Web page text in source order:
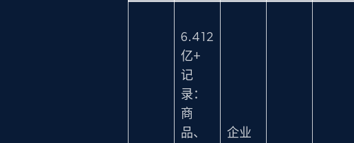
6.412
亿+
记
录：
商
品、
企业